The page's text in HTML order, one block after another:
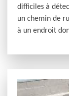
difficiles à
un chemin de
à un endroit